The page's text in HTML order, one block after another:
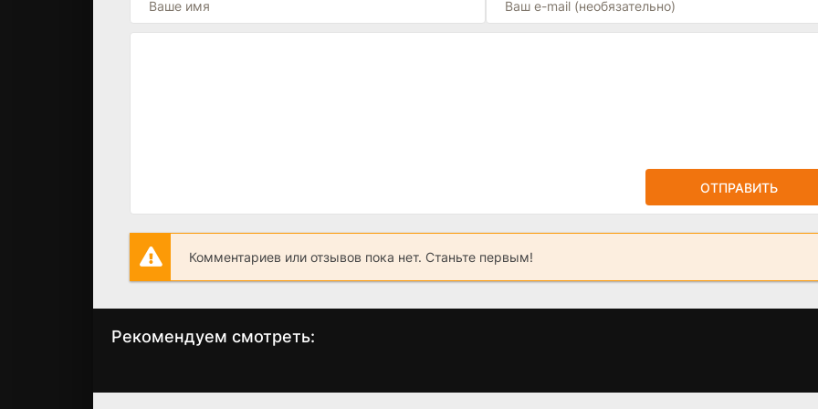
ОТПРАВИТЬ
Комментариев или отзывов пока нет. Станьте первым!
Рекомендуем смотреть: